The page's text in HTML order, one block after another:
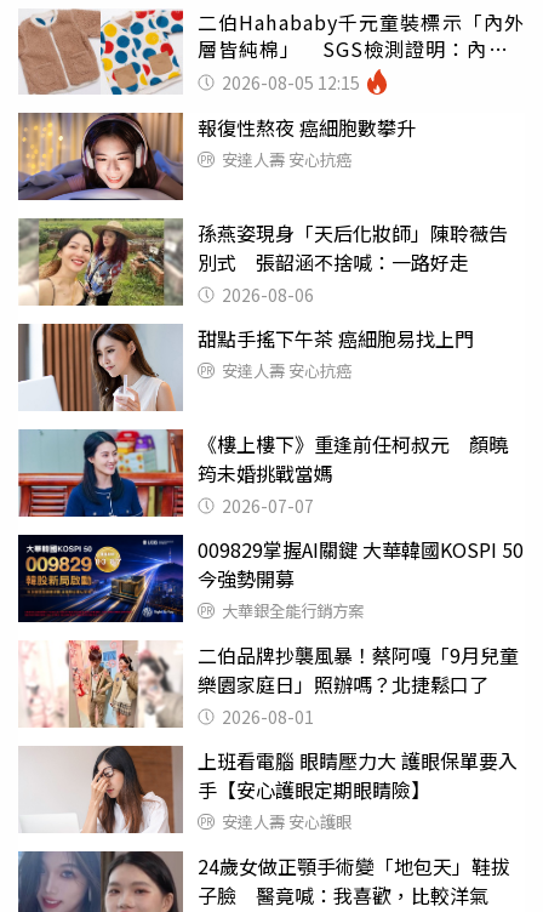
二伯Hahababy千元童裝標示「內外
層皆純棉」 SGS檢測證明：內裡
100%聚酯纖維
2026-08-05 12:15
報復性熬夜 癌細胞數攀升
安達人壽 安心抗癌
孫燕姿現身「天后化妝師」陳聆薇告
別式 張韶涵不捨喊：一路好走
2026-08-06
甜點手搖下午茶 癌細胞易找上門
安達人壽 安心抗癌
《樓上樓下》重逢前任柯叔元 顏曉
筠未婚挑戰當媽
2026-07-07
009829掌握AI關鍵 大華韓國KOSPI 50
今強勢開募
大華銀全能行銷方案
二伯品牌抄襲風暴！蔡阿嘎「9月兒童
樂園家庭日」照辦嗎？北捷鬆口了
2026-08-01
上班看電腦 眼睛壓力大 護眼保單要入
手【安心護眼定期眼睛險】
安達人壽 安心護眼
24歲女做正顎手術變「地包天」鞋拔
子臉 醫竟喊：我喜歡，比較洋氣